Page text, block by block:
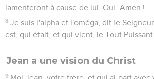
lamenteront à cause de lui. Oui. Amen !
8 Je suis l'alpha et l'oméga, dit le
est, qui était, et qui vient, le Tout Puissant.
Jean a une vision du Christ
9